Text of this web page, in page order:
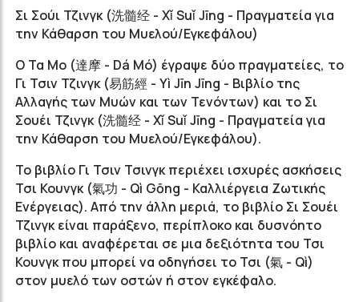
Σι Σούι Τζινγκ(洗髓经 - XǐSuǐJīng - Πραγματεία για
την Κάθαρση του Μυελού/Εγκεφάλου)
Ο Τα Μο (達摩 - Dá Mó) έγραψε δύο πραγματείες, το
Γι Τσιν Τζινγκ (易筋經 - Yì Jīn Jīng - Βιβλίο της
Αλλαγής των Μυών και των Τενόντων) και το Σι
Σουέι Τζινγκ (洗髓经 - Xǐ Suǐ Jīng - Πραγματεία για
την Κάθαρση του Μυελού/Εγκεφάλου).
Το βιβλίο Γι Τσιν Τσινγκ περιέχει ισχυρές ασκήσεις
Τσι Κουνγκ (氣功 - Qì Gōng - Καλλιέργεια Ζωτικής
Ενέργειας). Από την άλλη μεριά, το βιβλίο Σι Σουέι
Τζινγκ είναι παράξενο, περίπλοκο και δυσνόητο
βιβλίο και αναφέρεται σε μια δεξιότητα του Τσι
Κουνγκ που μπορεί να οδηγήσει το Τσι (氣 - Qì)
στον μυελό των οστών ή στον εγκέφαλο.